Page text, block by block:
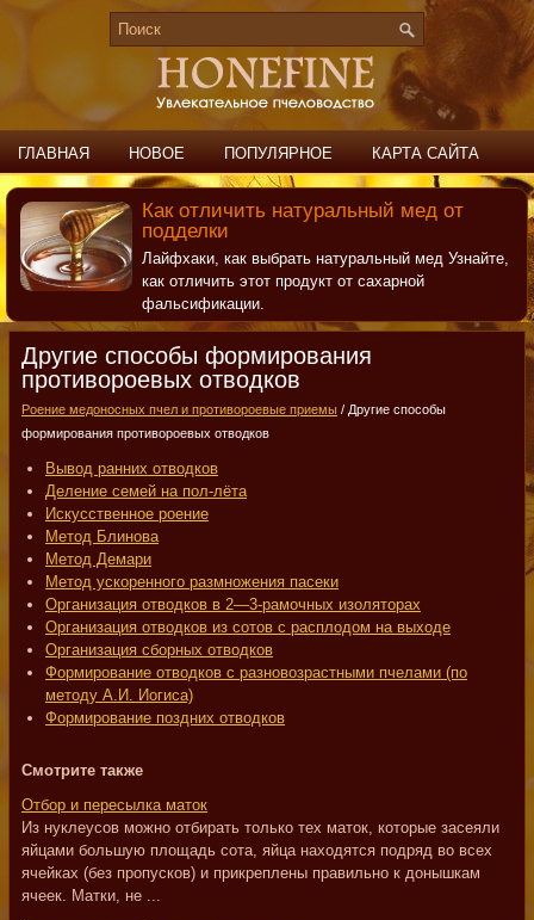
ГЛАВНАЯ НОВОЕ ПОПУЛЯРНОЕ КАРТА САЙТА
ПОИСК КОНТАКТЫ
Как отличить натуральный мед от
подделки
Лайфхаки, как выбрать натуральный мед Узнайте,
как отличить этот продукт от сахарной
фальсификации.
Другие способы формирования
противороевых отводков
Роение медоносных пчел и противороевые приемы / Другие способы
формирования противороевых отводков
Вывод ранних отводков
Деление семей на пол-лёта
Искусственное роение
Метод Блинова
Метод Демари
Метод ускоренного размножения пасеки
Организация отводков в 2—3-рамочных изоляторах
Организация отводков из сотов с расплодом на выходе
Организация сборных отводков
Формирование отводков с разновозрастными пчелами (по
методу А.И. Иогиса)
Формирование поздних отводков
Смотрите также
Отбор и пересылка маток
Из нуклеусов можно отбирать только тех маток, которые засеяли
яйцами большую площадь сота, яйца находятся подряд во всех
ячейках (без пропусков) и прикреплены правильно к донышкам
ячеек. Матки, не ...